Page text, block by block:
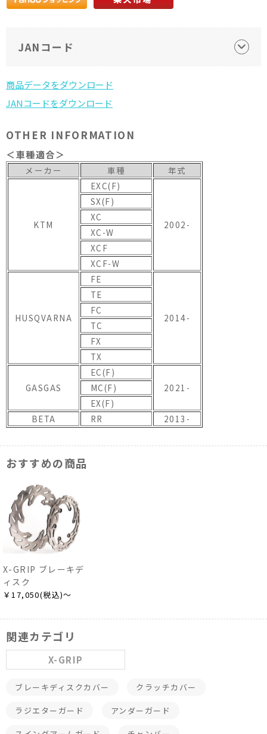
JANコード
OTHER INFORMATION
＜車種適合＞
メーカー 車種 年式
KTM
EXC(F)
2002-
SX(F)
XC
XC-W
XCF
XCF-W
HUSQVARNA
FE
2014-
TE
FC
TC
FX
TX
GASGAS
EC(F)
2021-
MC(F)
EX(F)
BETA
RR 2013-
おすすめの商品
X-GRIP ブレーキデ
ィスク
￥17,050(税込)～
関連カテゴリ
X-GRIP
ブレーキディスクカバー クラッチカバー
ラジエターガード アンダーガード